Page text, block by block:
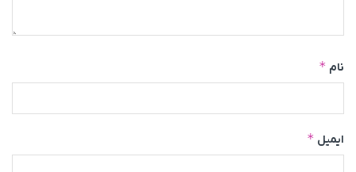
نام *
ایمیل *